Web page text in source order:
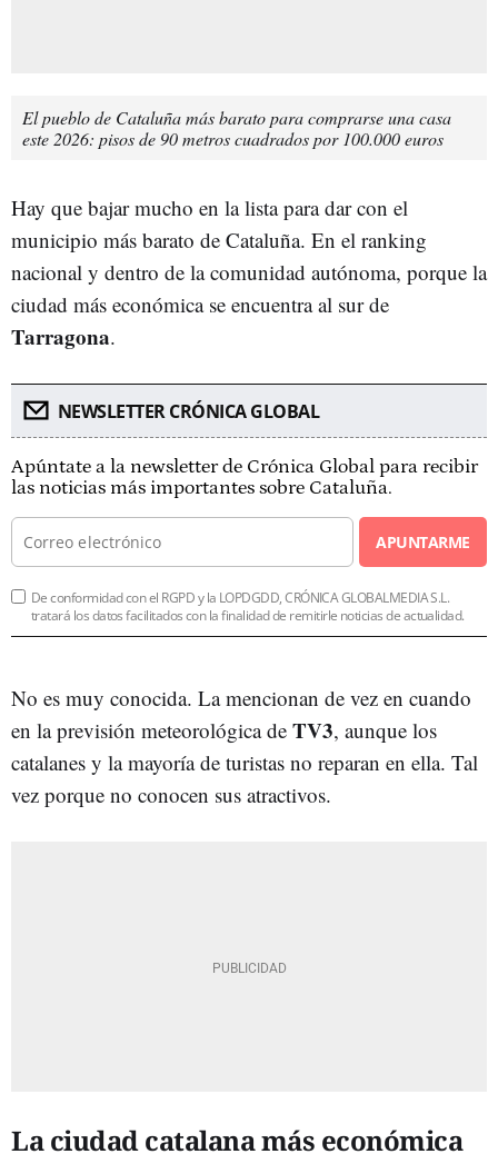
El pueblo de Cataluña más barato para comprarse una casa
este 2026: pisos de 90 metros cuadrados por 100.000 euros
Hay que bajar mucho en la lista para dar con el
municipio más barato de Cataluña. En el ranking
nacional y dentro de la comunidad autónoma, porque la
ciudad más económica se encuentra al sur de
Tarragona.
NEWSLETTER CRÓNICA GLOBAL
Apúntate a la newsletter de Crónica Global para recibir
las noticias más importantes sobre Cataluña.
APUNTARME
De conformidad con el RGPD y la LOPDGDD, CRÓNICA GLOBALMEDIA S.L.
tratará los datos facilitados con la finalidad de remitirle noticias de actualidad.
No es muy conocida. La mencionan de vez en cuando
en la previsión meteorológica de TV3, aunque los
catalanes y la mayoría de turistas no reparan en ella. Tal
vez porque no conocen sus atractivos.
La ciudad catalana más económica